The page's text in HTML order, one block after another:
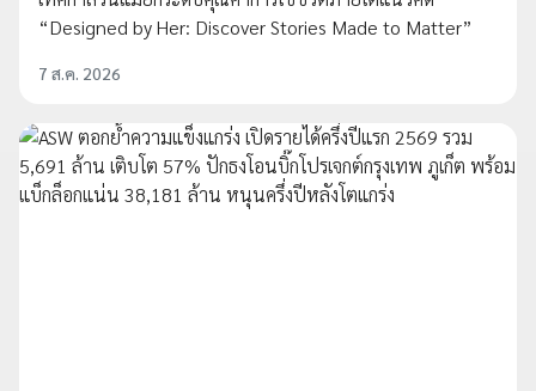
“Designed by Her: Discover Stories Made to Matter”
7 ส.ค. 2026